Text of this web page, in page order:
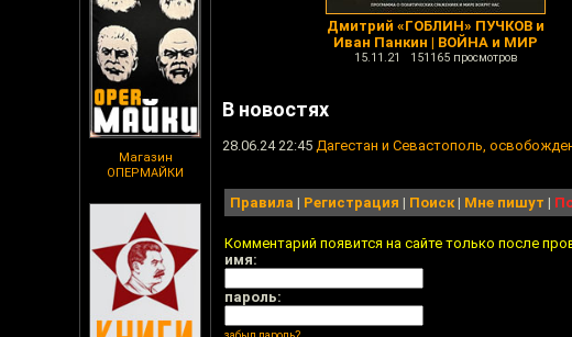
Магазин
ОПЕРМАЙКИ
Дмитрий «ГОБЛИН» ПУЧКОВ и
Иван Панкин | ВОЙНА и МИР
15.11.21 151165 просмотров
В новостях
28.06.24 22:45 Дагестан и Севастополь,
Правила | Регистрация | Поиск| Мне пишут |
Комментарий появится на сайте только после
имя:
пароль: